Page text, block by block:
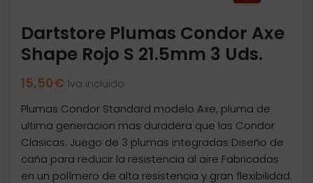
Dartstore Plumas Condor Axe
Shape Rojo S 21.5mm 3 Uds.
15,50€ Iva incluido
Plumas Condor Standard modelo Axe, pluma de
ultima generacion mas duradera que las Condor
Clasicas. Juego de 3 plumas integradas Diseño de
caña para reducir la resistencia al aire Fabricadas
en un polímero de alta resistencia y gran flexibilidad.